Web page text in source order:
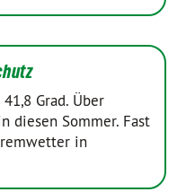
Grad. Über
diesen Sommer. Fast
in